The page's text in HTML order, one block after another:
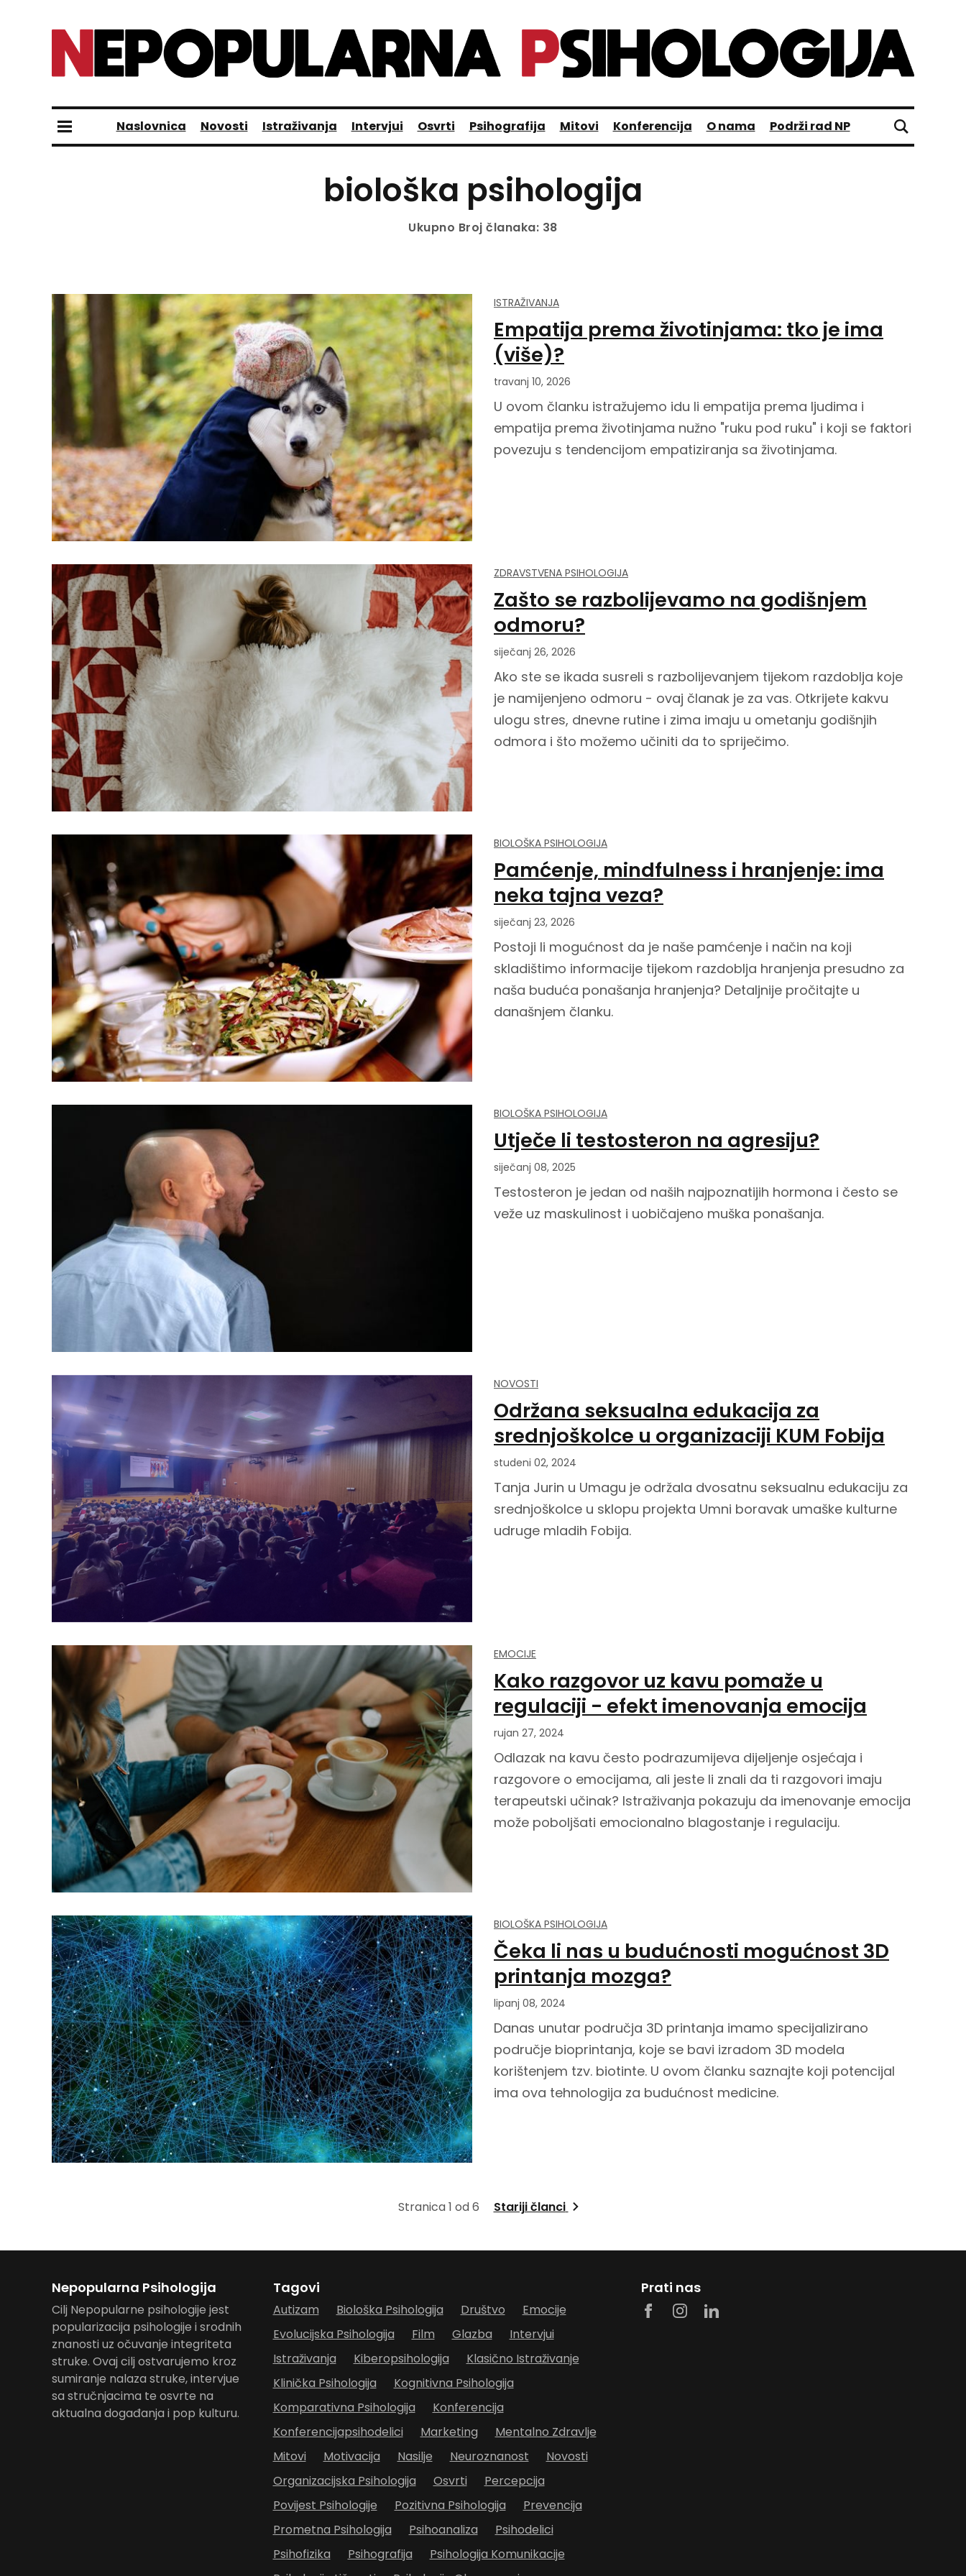
Naslovnica Novosti Istraživanja Intervjui Osvrti Psihografija Mitovi Konferencija O nama Podrži rad NP
biološka psihologija
Ukupno Broj članaka: 38
ISTRAŽIVANJA
Empatija prema životinjama: tko je ima
(više)?
travanj 10, 2026
U ovom članku istražujemo idu li empatija prema ljudima i
empatija prema životinjama nužno "ruku pod ruku" i koji se faktori
povezuju s tendencijom empatiziranja sa životinjama.
ZDRAVSTVENA PSIHOLOGIJA
Zašto se razbolijevamo na godišnjem
odmoru?
siječanj 26, 2026
Ako ste se ikada susreli s razbolijevanjem tijekom razdoblja koje
je namijenjeno odmoru - ovaj članak je za vas. Otkrijete kakvu
ulogu stres, dnevne rutine i zima imaju u ometanju godišnjih
odmora i što možemo učiniti da to spriječimo.
BIOLOŠKA PSIHOLOGIJA
Pamćenje, mindfulness i hranjenje: ima
neka tajna veza?
siječanj 23, 2026
Postoji li mogućnost da je naše pamćenje i način na koji
skladištimo informacije tijekom razdoblja hranjenja presudno za
naša buduća ponašanja hranjenja? Detaljnije pročitajte u
današnjem članku.
BIOLOŠKA PSIHOLOGIJA
Utječe li testosteron na agresiju?
siječanj 08, 2025
Testosteron je jedan od naših najpoznatijih hormona i često se
veže uz maskulinost i uobičajeno muška ponašanja.
NOVOSTI
Održana seksualna edukacija za
srednjoškolce u organizaciji KUM Fobija
studeni 02, 2024
Tanja Jurin u Umagu je održala dvosatnu seksualnu edukaciju za
srednjoškolce u sklopu projekta Umni boravak umaške kulturne
udruge mladih Fobija.
EMOCIJE
Kako razgovor uz kavu pomaže u
regulaciji - efekt imenovanja emocija
rujan 27, 2024
Odlazak na kavu često podrazumijeva dijeljenje osjećaja i
razgovore o emocijama, ali jeste li znali da ti razgovori imaju
terapeutski učinak? Istraživanja pokazuju da imenovanje emocija
može poboljšati emocionalno blagostanje i regulaciju.
BIOLOŠKA PSIHOLOGIJA
Čeka li nas u budućnosti mogućnost 3D
printanja mozga?
lipanj 08, 2024
Danas unutar područja 3D printanja imamo specijalizirano
područje bioprintanja, koje se bavi izradom 3D modela
korištenjem tzv. biotinte. U ovom članku saznajte koji potencijal
ima ova tehnologija za budućnost medicine.
Stranica 1 od 6 Stariji članci
Nepopularna Psihologija
Cilj Nepopularne psihologije jest
popularizacija psihologije i srodnih
znanosti uz očuvanje integriteta
struke. Ovaj cilj ostvarujemo kroz
sumiranje nalaza struke, intervjue
sa stručnjacima te osvrte na
aktualna događanja i pop kulturu.
Tagovi
Autizam Biološka Psihologija Društvo
Emocije
Evolucijska Psihologija
Film Glazba
Intervjui
Istraživanja
Kiberopsihologija
Klasično Istraživanje
Klinička Psihologija
Kognitivna Psihologija
Komparativna Psihologija
Konferencija
Konferencijapsihodelici
Marketing
Mentalno Zdravlje
Mitovi
Motivacija Nasilje Neuroznanost
Novosti
Organizacijska Psihologija
Osvrti
Percepcija
Povijest Psihologije
Pozitivna Psihologija
Prevencija
Prometna Psihologija
Psihoanaliza
Psihodelici
Psihofizika
Psihografija
Psihologija Komunikacije
Prati nas